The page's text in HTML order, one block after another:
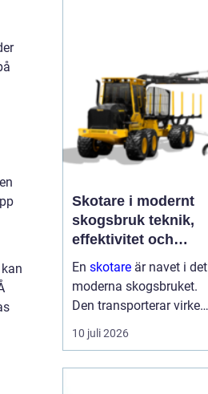
energikostnader. I en tid
där många söker...
Skotare i modernt
skogsbruk teknik,
effektivitet och
hållbarhet
En skotare är navet i det
moderna skogsbruket.
Den transporterar virke
från avverkningsplatsen
till bilväg eller
10 juli 2026